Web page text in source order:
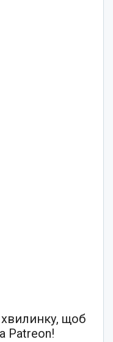
щоб
Patreon!